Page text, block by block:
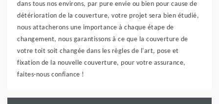
dans tous nos environs, par pure envie ou bien pour cause de
détérioration de la couverture, votre projet sera bien étudié,
nous attacherons une importance à chaque étape de
changement, nous garantissons à ce que la couverture de
votre toit soit changée dans les règles de l'art, pose et
fixation de la nouvelle couverture, pour votre assurance,
faites-nous confiance !